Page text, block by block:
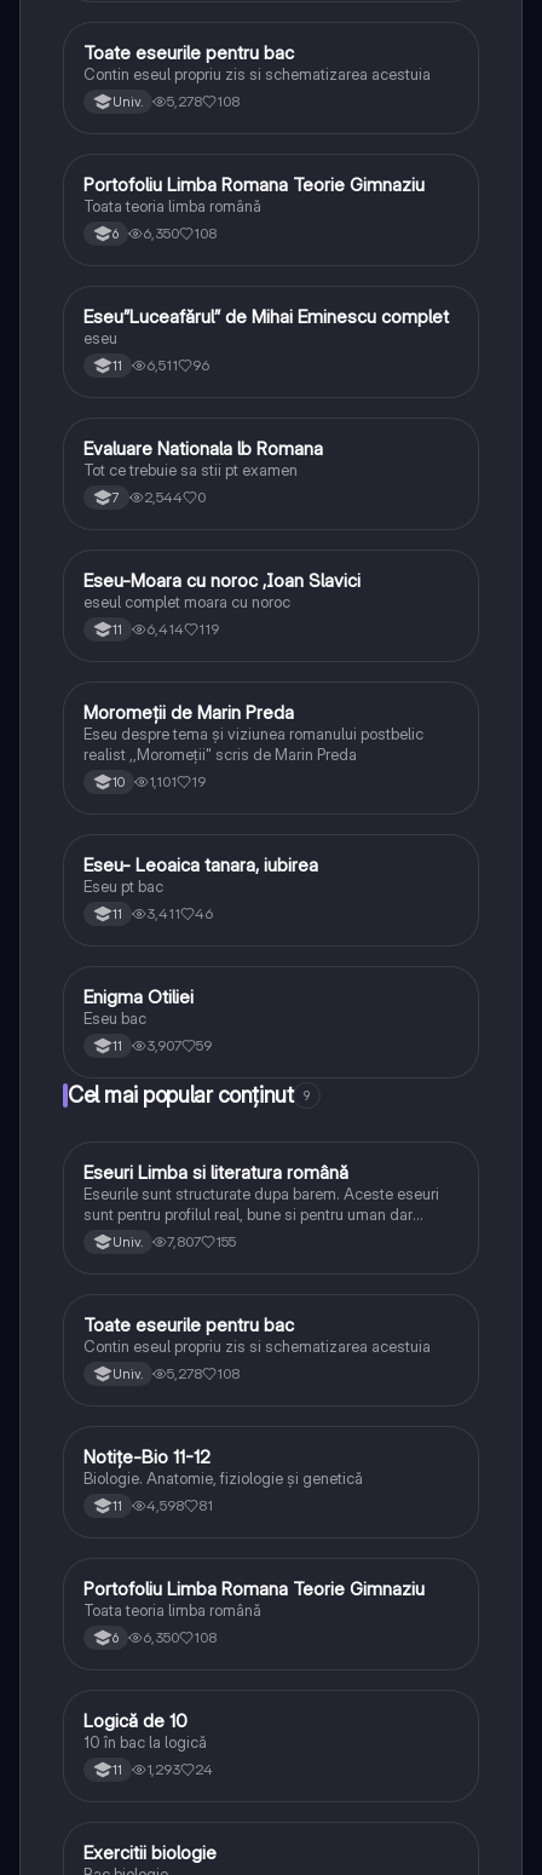
Limba și literatura română
Toate eseurile pentru bac
Contin eseul propriu zis si schematizarea acestuia
Univ. 5,278 108
Limba și literatura română
Portofoliu Limba Romana Teorie Gimnaziu
Toata teoria limba română
6 6,350 108
Limba și literatura română
Eseu”Luceafărul” de Mihai Eminescu complet
eseu
11 6,511 96
Limba și literatura română
Evaluare Nationala lb Romana
Tot ce trebuie sa stii pt examen
7 2,544 0
Limba și literatura română
Eseu-Moara cu noroc ,Ioan Slavici
eseul complet moara cu noroc
11 6,414 119
Limba și literatura română
Moromeții de Marin Preda
Eseu despre tema și viziunea romanului postbelic
realist ,,Moromeții" scris de Marin Preda
10 1,101 19
Limba și literatura română
Eseu- Leoaica tanara, iubirea
Eseu pt bac
11 3,411 46
Limba și literatura română
Enigma Otiliei
Eseu bac
11 3,907 59
Cel mai popular conținut 9
Limba și literatura română
Eseuri Limba si literatura română
Eseurile sunt structurate dupa barem. Aceste eseuri
sunt pentru profilul real, bune si pentru uman dar
lipsesc relatiile dintre personaje si caracrerizarile.
Univ. 7,807 155
Limba și literatura română
Toate eseurile pentru bac
Contin eseul propriu zis si schematizarea acestuia
Univ. 5,278 108
Biologie
Notițe-Bio 11-12
Biologie. Anatomie, fiziologie și genetică
11 4,598 81
Limba și literatura română
Portofoliu Limba Romana Teorie Gimnaziu
Toata teoria limba română
6 6,350 108
Logică
Logică de 10
10 în bac la logică
11 1,293 24
Biologie
Exercitii biologie